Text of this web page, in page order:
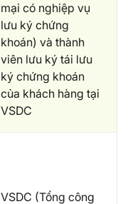
mại có nghiệp vụ
lưu ký chứng
khoán) và thành
viên lưu ký tái lưu
ký chứng khoán
của khách hàng tại
VSDC
VSDC (Tổng công